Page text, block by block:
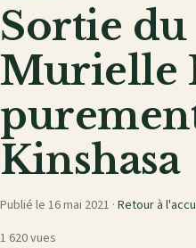
Sortie du
Murielle
Kinshasa
Publié le 16 mai 2021 · Retour à
1 620 vues